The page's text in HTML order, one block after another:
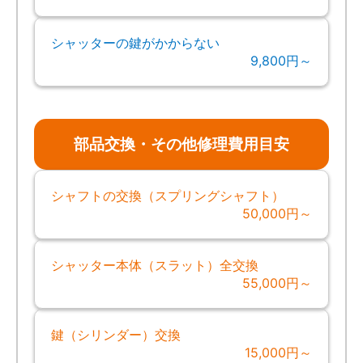
シャッターの鍵がかからない
9,800円～
部品交換・その他修理費用目安
シャフトの交換（スプリングシャフト）
50,000円～
シャッター本体（スラット）全交換
55,000円～
鍵（シリンダー）交換
15,000円～